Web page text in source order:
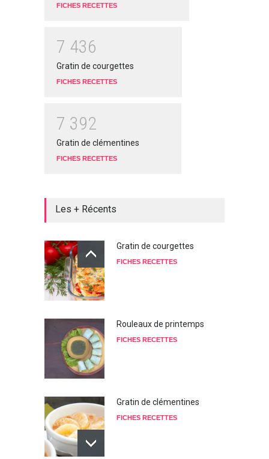
FICHES RECETTES
7 436
Gratin de courgettes
FICHES RECETTES
7 392
Gratin de clémentines
FICHES RECETTES
Les + Récents
Gratin de courgettes
FICHES RECETTES
Rouleaux de printemps
FICHES RECETTES
Gratin de clémentines
FICHES RECETTES